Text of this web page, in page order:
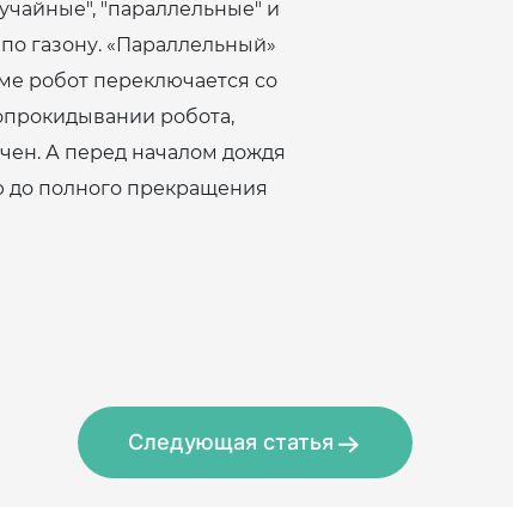
"параллельные" и
газону. «Параллельный»
робот переключается со
робота,
А перед началом дождя
до полного прекращения
Следующая статья